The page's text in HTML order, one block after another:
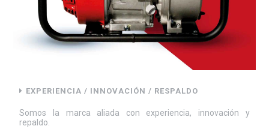
EXPERIENCIA / INNOVACIÓN / RESPALDO
Somos la marca aliada con experiencia, innovación y
repaldo.